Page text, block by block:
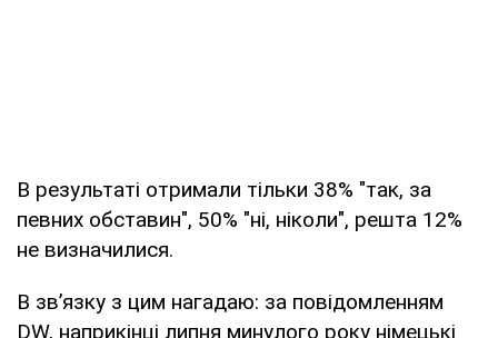
В результаті отримали тільки 38% "так, за
певних обставин", 50% "ні, ніколи", решта 12%
не визначилися.
В зв’язку з цим нагадаю: за повідомленням
DW, наприкінці липня минулого року німецькі